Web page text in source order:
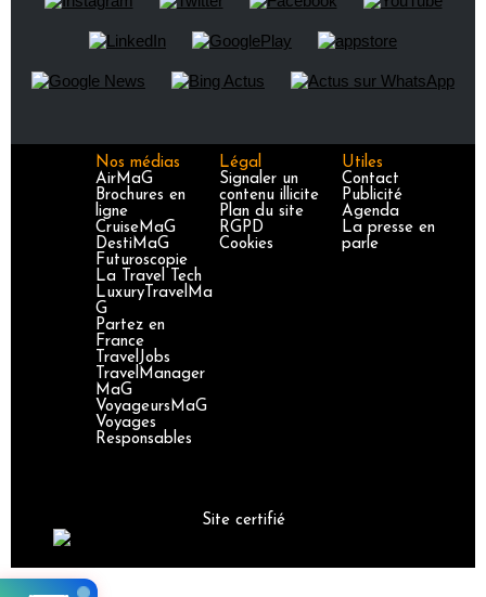
Nos médias
AirMaG
Brochures en
ligne
CruiseMaG
DestiMaG
Futuroscopie
La Travel Tech
LuxuryTravelMa
G
Partez en
France
TravelJobs
TravelManager
MaG
VoyageursMaG
Voyages
Responsables
Légal
Signaler un
contenu illicite
Plan du site
RGPD
Cookies
Utiles
Contact
Publicité
Agenda
La presse en
parle
Site certifié